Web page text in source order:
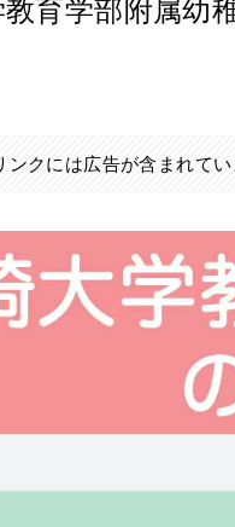
ンクには広告が含まれて